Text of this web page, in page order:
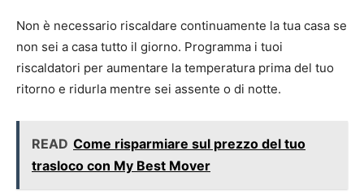
Non è necessario riscaldare continuamente la tua casa se
non sei a casa tutto il giorno. Programma i tuoi
riscaldatori per aumentare la temperatura prima del tuo
ritorno e ridurla mentre sei assente o di notte.
READ Come risparmiare sul prezzo del tuo
trasloco con My Best Mover